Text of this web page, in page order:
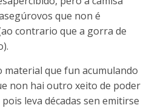
que non é
contrario que a gorra de
material que fun acumulando
non hai outro xeito de poder
leva décadas sen emitirse